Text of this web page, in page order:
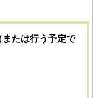
たは行う予定で